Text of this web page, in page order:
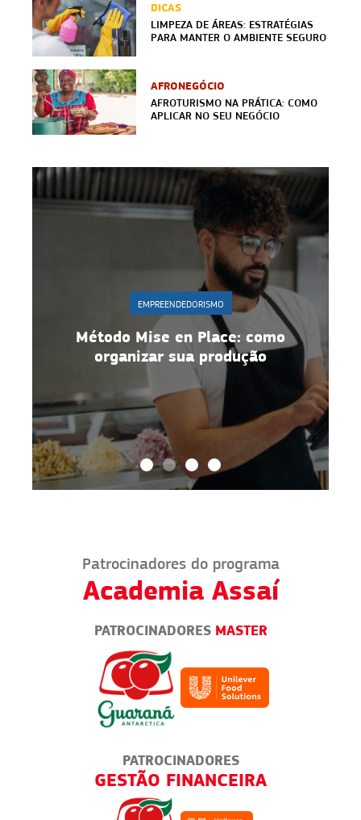
DICAS
LIMPEZA DE ÁREAS: ESTRATÉGIAS
PARA MANTER O AMBIENTE SEGURO
AFRONEGÓCIO
AFROTURISMO NA PRÁTICA: COMO
APLICAR NO SEU NEGÓCIO
EMPREENDEDORISMO
Método Mise en Place: como
organizar sua produção
Patrocinadores do programa
Academia Assaí
PATROCINADORES MASTER
PATROCINADORES
GESTÃO FINANCEIRA